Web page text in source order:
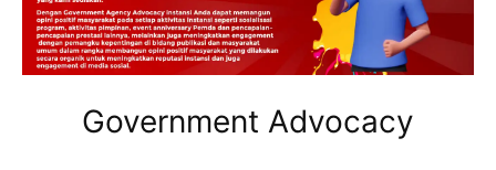
Government Advocacy